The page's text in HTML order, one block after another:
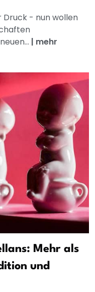
Druck - nun wollen
| mehr
Mehr als
und